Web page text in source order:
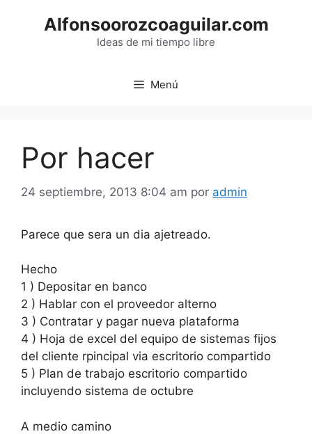
Alfonsoorozcoaguilar.com
Ideas de mi tiempo libre
Menú
Por hacer
24 septiembre, 2013 8:04 am por admin
Parece que sera un dia ajetreado.
Hecho
1 ) Depositar en banco
2 ) Hablar con el proveedor alterno
3 ) Contratar y pagar nueva plataforma
4 ) Hoja de excel del equipo de sistemas fijos
del cliente rpincipal via escritorio compartido
5 ) Plan de trabajo escritorio compartido
incluyendo sistema de octubre
A medio camino